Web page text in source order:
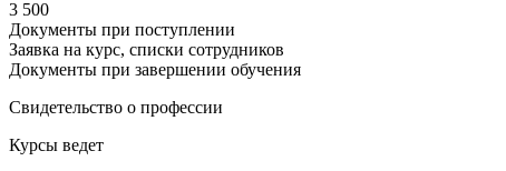
3 500
Документы при поступлении
Заявка на курс, списки сотрудников
Документы при завершении обучения
Свидетельство о профессии
Курсы ведет